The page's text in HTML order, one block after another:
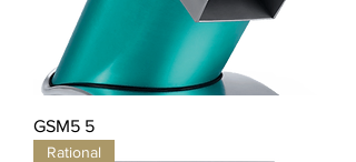
GSM5 5
Rational